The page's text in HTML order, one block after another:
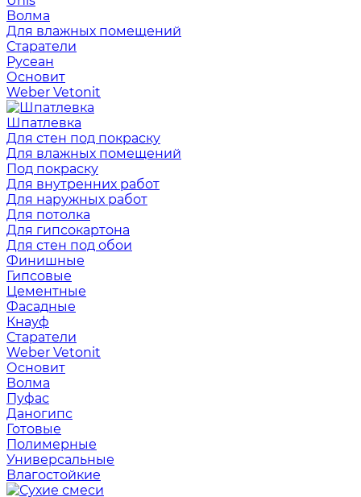
Волма
Для влажных помещений
Старатели
Русеан
Основит
Weber Vetonit
Шпатлевка
Для стен под покраску
Для влажных помещений
Под покраску
Для внутренних работ
Для наружных работ
Для потолка
Для гипсокартона
Для стен под обои
Финишные
Гипсовые
Цементные
Фасадные
Кнауф
Старатели
Weber Vetonit
Основит
Волма
Пуфас
Даногипс
Готовые
Полимерные
Универсальные
Влагостойкие